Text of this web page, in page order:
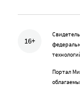
16+
Портал